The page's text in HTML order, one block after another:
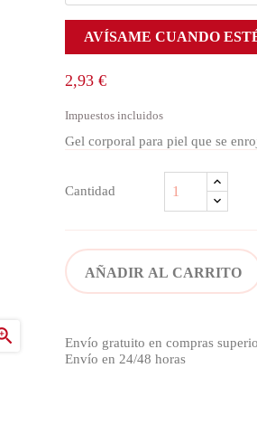
AVÍSAME CUANDO
2,93 €
Impuestos incluidos
Gel corporal para piel que se
Cantidad
AÑADIR AL CARRITO
Envío gratuito en compras
Envío en 24/48 horas